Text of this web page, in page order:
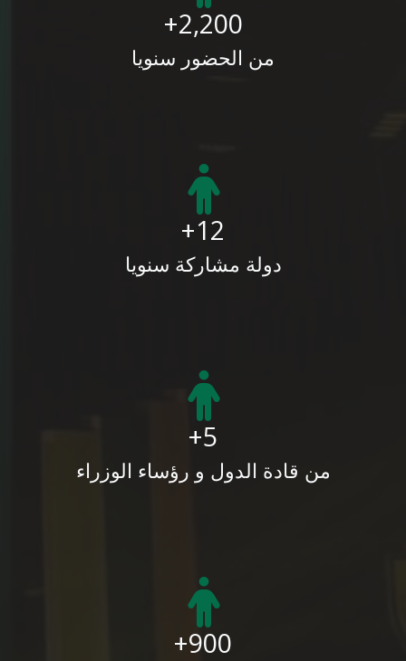
2,200+
من الحضور سنويا
12+
دولة مشاركة سنويا
5+
من قادة الدول و رؤساء الوزراء
900+